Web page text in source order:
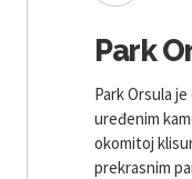
Park
Park Orsula
uređenim
okomitoj
prekrasnim